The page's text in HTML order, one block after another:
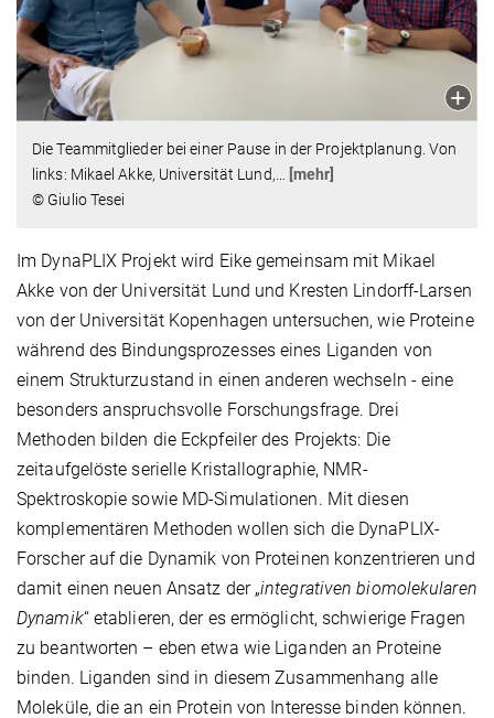
Die Teammitglieder bei einer Pause in der Projektplanung. Von
links: Mikael Akke, Universität Lund,
[mehr]
© Giulio Tesei
Im DynaPLIX Projekt wird Eike gemeinsam mit Mikael
Akke von der Universität Lund und Kresten Lindorff-Larsen
von der Universität Kopenhagen untersuchen, wie Proteine
während des Bindungsprozesses eines Liganden von
einem Strukturzustand in einen anderen wechseln - eine
besonders anspruchsvolle Forschungsfrage. Drei
Methoden bilden die Eckpfeiler des Projekts: Die
zeitaufgelöste serielle Kristallographie, NMR-
Spektroskopie sowie MD-Simulationen. Mit diesen
komplementären Methoden wollen sich die DynaPLIX-
Forscher auf die Dynamik von Proteinen konzentrieren und
damit einen neuen Ansatz der „integrativen biomolekularen
Dynamik“ etablieren, der es ermöglicht, schwierige Fragen
zu beantworten – eben etwa wie Liganden an Proteine
binden. Liganden sind in diesem Zusammenhang alle
Moleküle, die an ein Protein von Interesse binden können.